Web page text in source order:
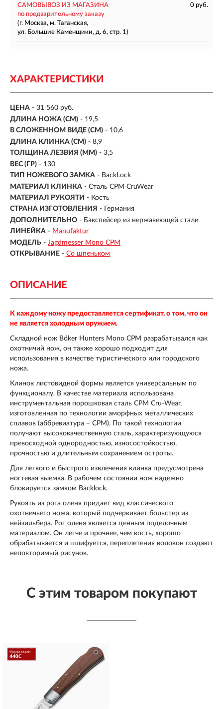
САМОВЫВОЗ ИЗ МАГАЗИНА
0 руб.
по предварительному заказу
(г. Москва, м. Таганская,
ул. Большие Каменщики, д. 6, стр. 1)
ХАРАКТЕРИСТИКИ
ЦЕНА - 31 560 руб.
ДЛИНА НОЖА (СМ) - 19,5
В СЛОЖЕННОМ ВИДЕ (СМ) - 10,6
ДЛИНА КЛИНКА (СМ) - 8,9
ТОЛЩИНА ЛЕЗВИЯ (ММ) - 3,5
ВЕС (ГР) - 130
ТИП НОЖЕВОГО ЗАМКА - BackLock
МАТЕРИАЛ КЛИНКА - Сталь CPM CruWear
МАТЕРИАЛ РУКОЯТИ - Кость
СТРАНА ИЗГОТОВЛЕНИЯ - Германия
ДОПОЛНИТЕЛЬНО - Бэкспейсер из нержавеющей стали
ЛИНЕЙКА - Manufaktur
МОДЕЛЬ - Jagdmesser Mono CPM
ОТКРЫВАНИЕ - Со шпеньком
ОПИСАНИЕ
К каждому ножу предоставляется сертификат, о том, что он
не является холодным оружием.
Складной нож Böker Hunters Mono CPM разрабатывался как
охотничий нож, он также хорошо подходит для
использования в качестве туристического или городского
ножа.
Клинок листовидной формы является универсальным по
функционалу. В качестве материала использована
инструментальная порошковая сталь CPM Cru-Wear,
изготовленная по технологии аморфных металлических
сплавов (аббревиатура – СРМ). По такой технологии
получают высококачественную сталь, характеризующуюся
превосходной однородностью, износостойкостью,
прочностью и длительным сохранением остроты.
Для легкого и быстрого извлечения клинка предусмотрена
ногтевая выемка. В рабочем состоянии нож надежно
блокируется замком Backlock.
Рукоять из рога оленя придает вид классического
охотничьего ножа, который подчеркивает больстер из
нейзильбера. Рог оленя является ценным поделочным
материалом. Он легче и прочнее, чем кость, хорошо
обрабатывается и шлифуется, переплетения волокон создают
неповторимый рисунок.
С этим товаром покупают